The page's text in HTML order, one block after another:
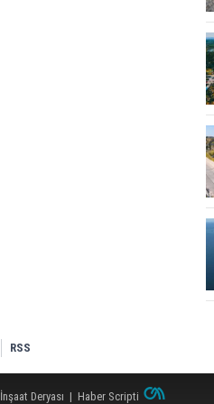
RSS
İnşaat Deryası | Haber Scripti